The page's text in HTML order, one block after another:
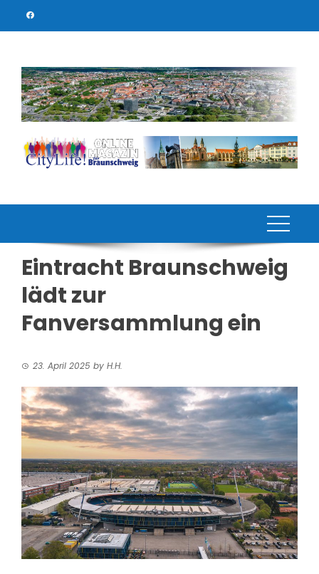
Eintracht Braunschweig
lädt zur
Fanversammlung ein
23. April 2025 by H.H.